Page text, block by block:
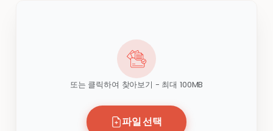
또는 클릭하여 찾아보기 - 최대 100MB
파일 선택